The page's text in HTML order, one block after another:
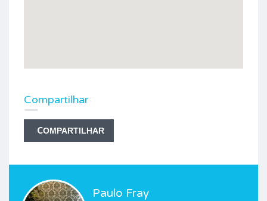
Compartilhar
COMPARTILHAR
Paulo Fray